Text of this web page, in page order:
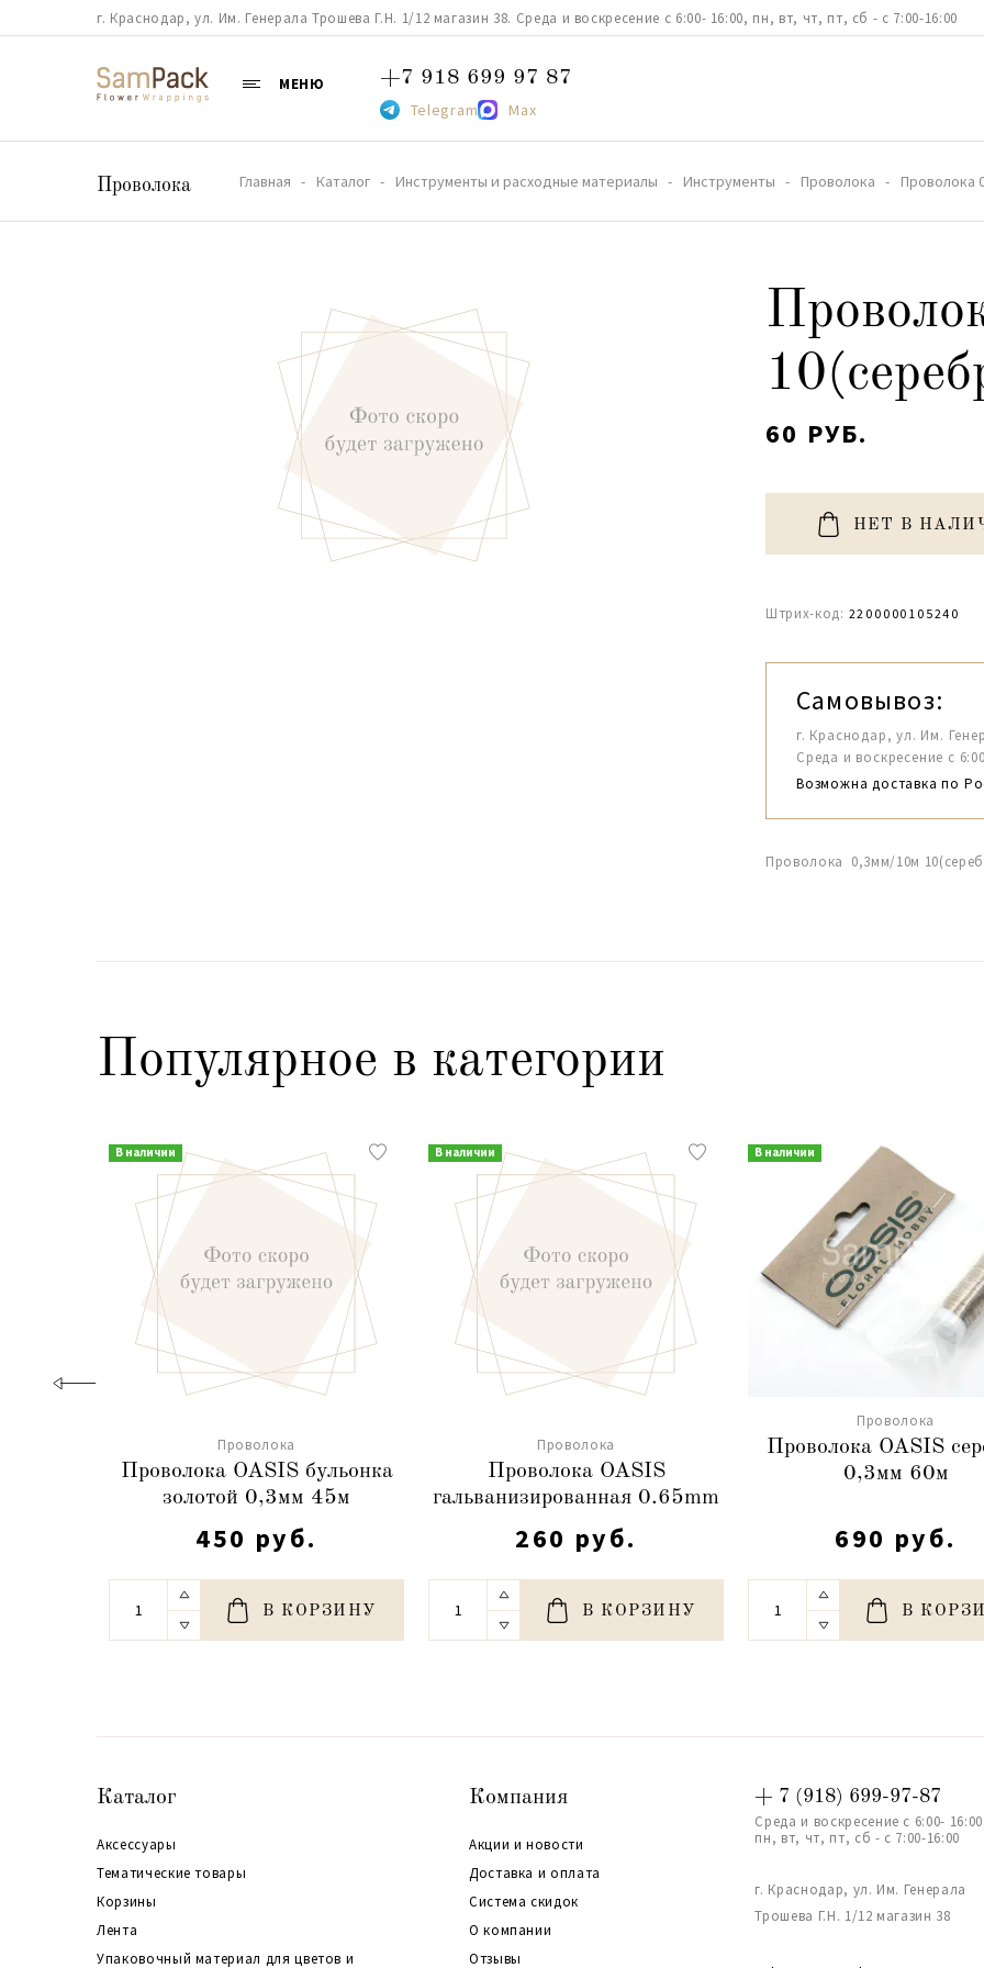
г. Краснодар, ул. Им. Генерала Трошева Г.Н. 1/12 магазин 38. Среда и воскресение с 6:00- 16:00, пн, вт, чт, пт, сб - с 7:00-16:00
МЕНЮ +7 918 699 97 87
Telegram Max
Проволока Главная Каталог Инструменты и расходные материалы Инструменты Проволока Проволока
60 РУБ.
НЕТ В
Штрих-код: 2200000105240
Самовывоз:
г. Краснодар, ул. Им.
Среда и воскресение с
Возможна доставка по
Проволока 0,3мм/10м
Популярное в категории
В наличии
Проволока
Проволока OASIS бульонка
золотой 0,3мм 45м
450 руб.
В КОРЗИНУ
В наличии
Проволока
Проволока OASIS
гальванизированная 0.65mm
260 руб.
В КОРЗИНУ
В наличии
Проволока
Проволока OASIS
0,3мм 60м
690 руб.
В
Каталог
Аксессуары
Тематические товары
Корзины
Лента
Упаковочный материал для цветов и
Компания
Акции и новости
Доставка и оплата
Система скидок
О компании
Отзывы
+ 7 (918) 699-97-87
Среда и воскресение с 6:00-
пн, вт, чт, пт, сб - с 7:00-16:00
г. Краснодар, ул. Им. Генерала
Трошева Г.Н. 1/12 магазин 38